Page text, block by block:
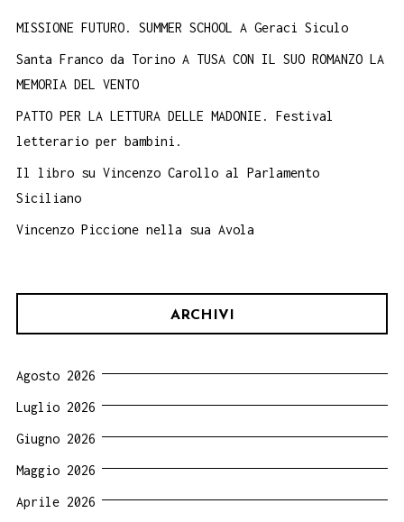
MISSIONE FUTURO. SUMMER SCHOOL A Geraci Siculo
Santa Franco da Torino A TUSA CON IL SUO ROMANZO LA
MEMORIA DEL VENTO
PATTO PER LA LETTURA DELLE MADONIE. Festival
letterario per bambini.
Il libro su Vincenzo Carollo al Parlamento
Siciliano
Vincenzo Piccione nella sua Avola
ARCHIVI
Agosto 2026
Luglio 2026
Giugno 2026
Maggio 2026
Aprile 2026